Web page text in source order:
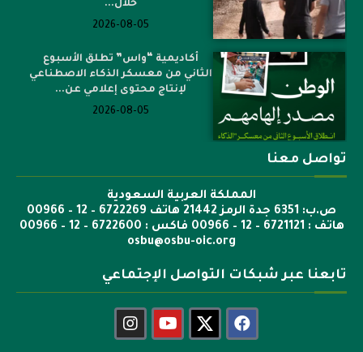
خلال...
2026-08-05
أكاديمية “واس” تطلق الأسبوع
الثاني من معسكر الذكاء الاصطناعي
لإنتاج محتوى إعلامي عن...
2026-08-05
تواصل معنا
المملكة العربية السعودية
ص.ب: 6351 جدة الرمز 21442 هاتف 6722269 – 12 – 00966
هاتف : 6721121 – 12 – 00966 فاكس : 6722600 – 12 – 00966
osbu@osbu-oic.org
تابعنا عبر شبكات التواصل الإجتماعي